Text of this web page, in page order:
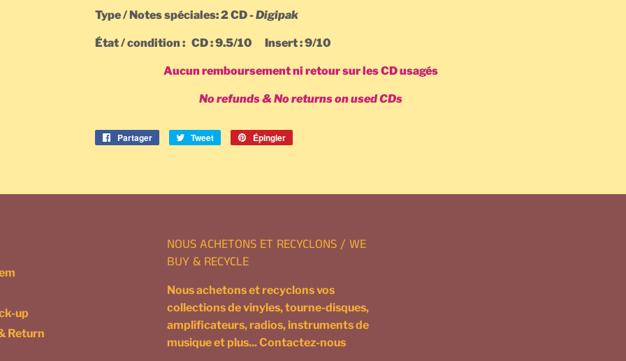
Type / Notes spéciales: 2 CD -Digipak
État / condition : CD : 9.5/10 Insert : 9/10
Aucun remboursement ni retour sur les CD usagés
No refunds & No returns on used CDs
Partager
PartagerTweet
Tweeter
Épingler
up
Return
NOUS ACHETONS ET RECYCLONS / WE
BUY & RECYCLE
Nous achetons et recyclons vos
collections de vinyles, tourne-disques,
amplificateurs, radios, instruments de
musique et plus... Contactez-nous